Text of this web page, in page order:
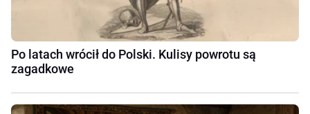
Po latach wrócił do Polski. Kulisy powrotu są
zagadkowe